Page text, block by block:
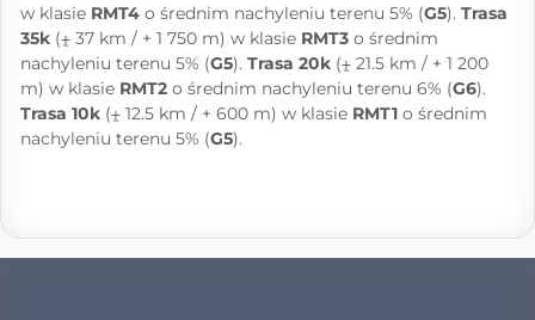
w klasie RMT4 o średnim nachyleniu terenu 5% (G5). Trasa
35k (⨦ 37 km / + 1 750 m) w klasie RMT3 o średnim
nachyleniu terenu 5% (G5). Trasa 20k (⨦ 21.5 km / + 1 200
m) w klasie RMT2 o średnim nachyleniu terenu 6% (G6).
Trasa 10k (⨦ 12.5 km / + 600 m) w klasie RMT1 o średnim
nachyleniu terenu 5% (G5).